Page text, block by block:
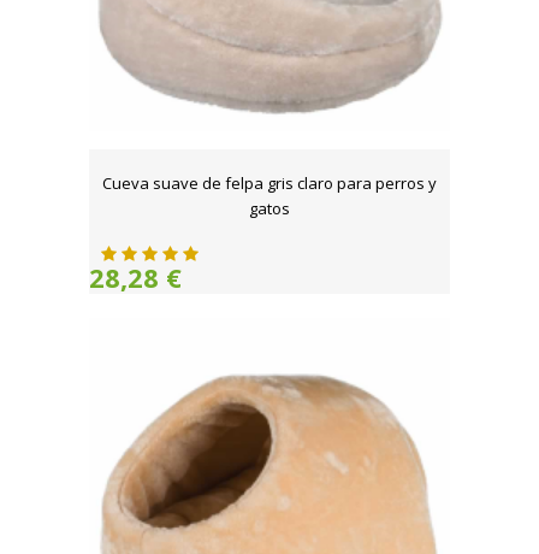
Cueva suave de felpa gris claro para perros y
gatos
28,28 €